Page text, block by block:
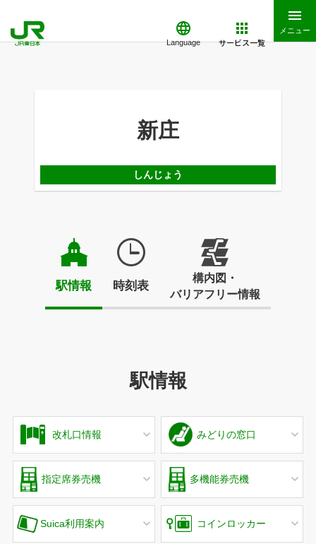
Language サービス一覧
メニュー
新庄
しんじょう
駅情報 時刻表
構内図・
バリアフリー情報
駅情報
改札口情報 みどりの窓口
指定席券売機 多機能券売機
Suica利用案内 コインロッカー